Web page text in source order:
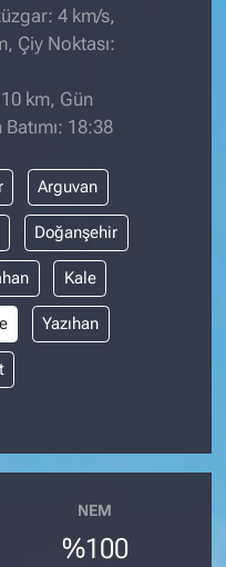
4 km/s,
Çiy Noktası:
km, Gün
18:38
Arguvan
Doğanşehir
Kale
Yazıhan
NEM
%100